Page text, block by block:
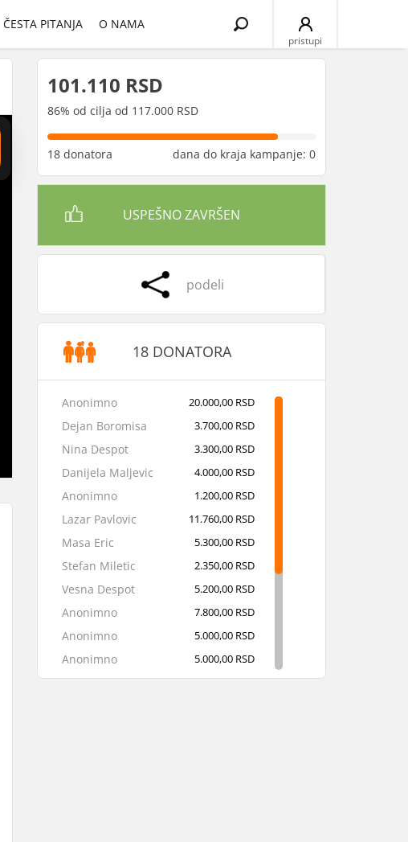
ČESTA PITANJA O NAMA
pristupi
Search
for:
101.110 RSD
86% od cilja od 117.000 RSD
18 donatora dana do kraja kampanje: 0
USPEŠNO ZAVRŠEN
podeli
18 DONATORA
Anonimno 20.000,00 RSD
Dejan Boromisa 3.700,00 RSD
Nina Despot 3.300,00 RSD
Danijela Maljevic 4.000,00 RSD
Anonimno 1.200,00 RSD
Lazar Pavlovic 11.760,00 RSD
Masa Eric 5.300,00 RSD
Stefan Miletic 2.350,00 RSD
Vesna Despot 5.200,00 RSD
Anonimno 7.800,00 RSD
Anonimno 5.000,00 RSD
Anonimno 5.000,00 RSD
Marina Mihajlovic 4.500,00 RSD